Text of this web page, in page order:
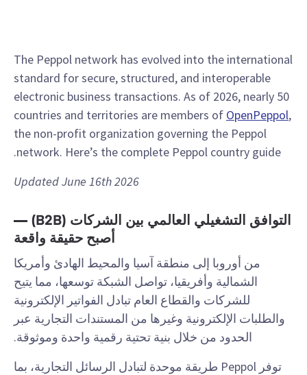
The Peppol network has evolved into the international
standard for secure, structured, and interoperable
electronic business transactions. As of 2026, nearly 50
countries and territories are members of OpenPeppol,
the non-profit organization governing the Peppol
network. Here’s the complete Peppol country guide.
Updated June 16th 2026
التوافق التشغيلي العالمي بين الشركات (B2B) —
أصبح حقيقة واقعة
من أوروبا إلى منطقة آسيا والمحيط الهادئ وأمريكا
الشمالية وأفريقيا، تواصل الشبكة توسعها، مما يتيح
للشركات والقطاع العام تبادل الفواتير الإلكترونية
والطلبات الإلكترونية وغيرها من المستندات التجارية عبر
الحدود من خلال بنية تحتية رقمية واحدة وموثوقة.
توفر Peppol طريقة موحدة لتبادل الرسائل التجارية، بما